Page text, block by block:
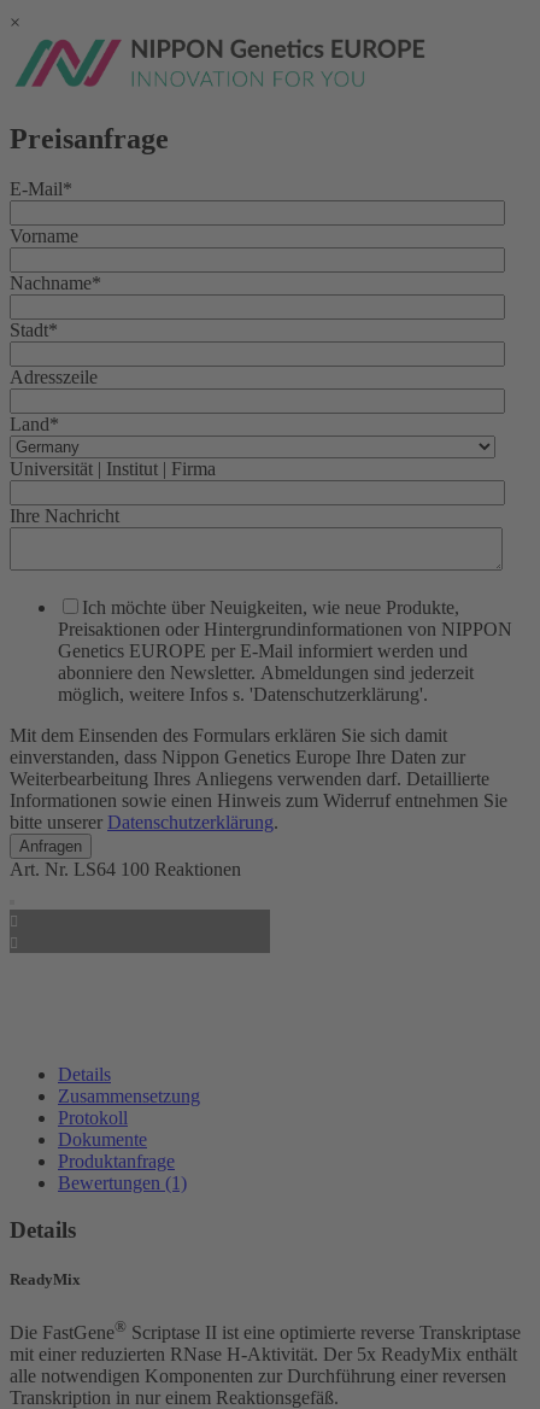
×
Preisanfrage
E-Mail*
Vorname
Nachname*
Stadt*
Adresszeile
Land*
Universität | Institut | Firma
Ihre Nachricht
Ich möchte über Neuigkeiten, wie neue Produkte,
Preisaktionen oder Hintergrundinformationen von NIPPON
Genetics EUROPE per E-Mail informiert werden und
abonniere den Newsletter. Abmeldungen sind jederzeit
möglich, weitere Infos s. 'Datenschutzerklärung'.
Mit dem Einsenden des Formulars erklären Sie sich damit
einverstanden, dass Nippon Genetics Europe Ihre Daten zur
Weiterbearbeitung Ihres Anliegens verwenden darf. Detaillierte
Informationen sowie einen Hinweis zum Widerruf entnehmen Sie
bitte unserer Datenschutzerklärung.
Art. Nr. LS64 100 Reaktionen
Details
Zusammensetzung
Protokoll
Dokumente
Produktanfrage
Bewertungen (1)
Details
ReadyMix
Die FastGene® Scriptase II ist eine optimierte reverse Transkriptase
mit einer reduzierten RNase H-Aktivität. Der 5x ReadyMix enthält
alle notwendigen Komponenten zur Durchführung einer reversen
Transkription in nur einem Reaktionsgefäß.